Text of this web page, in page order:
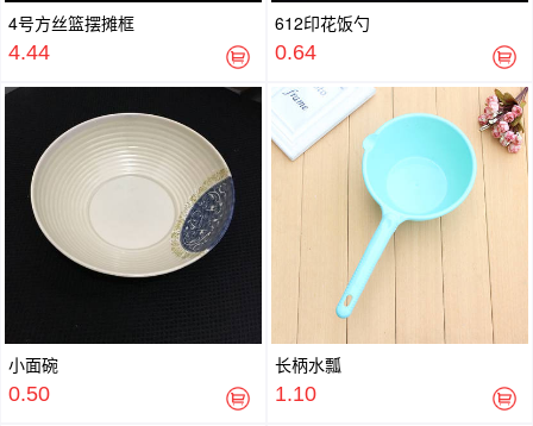
4号方丝篮摆摊框
4.44
612印花饭勺
0.64
小面碗
0.50
长柄水瓢
1.10